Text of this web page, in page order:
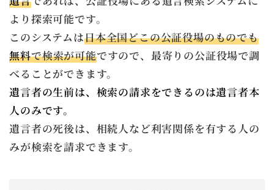
より探索可能です。
このシステムは日本全国どこの公証役場のものでも
無料で検索が可能ですので、最寄りの公証役場で調
べることができます。
遺言者の生前は、検索の請求をできるのは遺言者本
人のみです。
遺言者の死後は、相続人など利害関係を有する人の
みが検索を請求できます。